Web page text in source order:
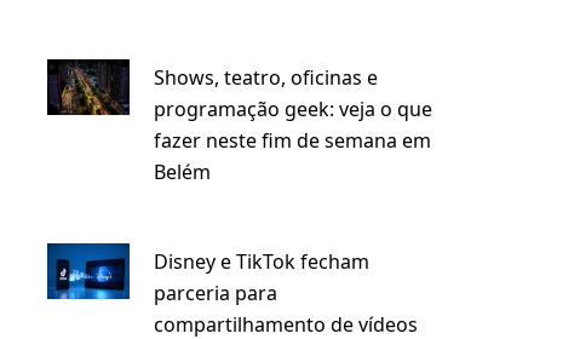
Shows, teatro, oficinas e
programação geek: veja o que
fazer neste fim de semana em
Belém
Disney e TikTok fecham
parceria para
compartilhamento de vídeos